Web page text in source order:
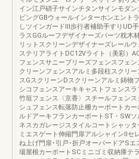
イン江戸硝子サインチタンサインモダ
ピングGBウォールインターホンエント
しツインガードⅢ歩行者補助手すりUD
ラスGGルーフデザイナーズパーツ枕木
リットスクリーンデザイナーズレール
ステリアライトDC12Vライト（美彩）
フェンスサニーブリーズフェンスフェ
クリーンフェンスアルミ多段柱スクリ
スGスクリーンDスクリーンアルミ鋳物
シコフェンスアーキキャストフェンス
竹垣フェンス〈京香〉スチールフェン
シュフェンス転落防止柵カーポートカ
ルドアーキフランカーポートST・SW
ネスカガレージスタイルコートシャッ
ミエスゲート伸縮門扉アルシャインⅡセ
ね上げ門扉･引戸･折戸オーバードアSエ
場屋根カーポートSCミニゴミ収納庫テ